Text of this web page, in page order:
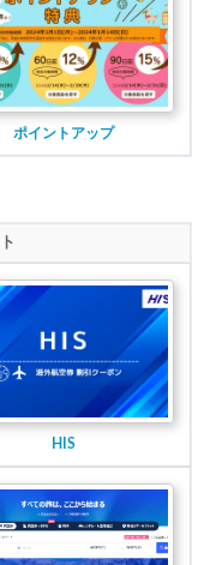
ポイントアップ
HIS